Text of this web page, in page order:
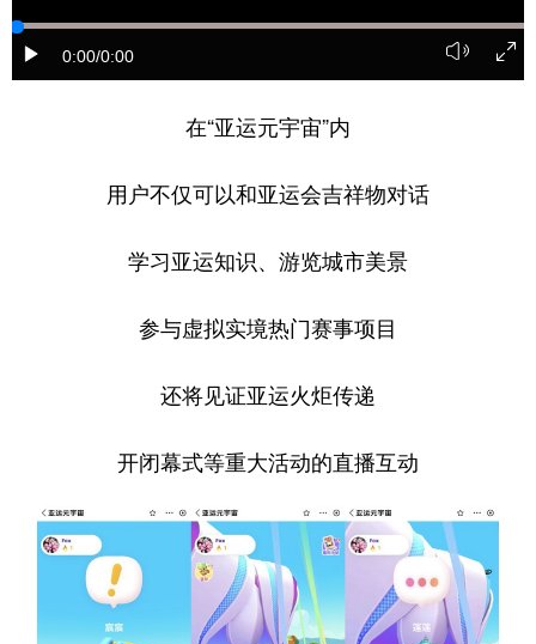
0:00/0:00
在“亚运元宇宙”内
用户不仅可以和亚运会吉祥物对话
学习亚运知识、游览城市美景
参与虚拟实境热门赛事项目
还将见证亚运火炬传递
开闭幕式等重大活动的直播互动